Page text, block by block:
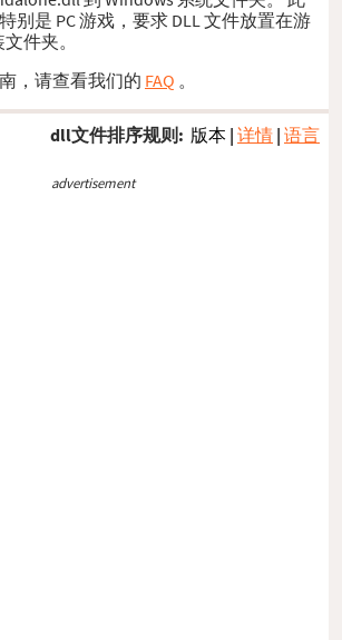
别是 PC 游戏，要求 DLL 文件放置在游
件夹。
，请查看我们的 FAQ 。
dll文件排序规则: 版本 | 详情 | 语言
advertisement